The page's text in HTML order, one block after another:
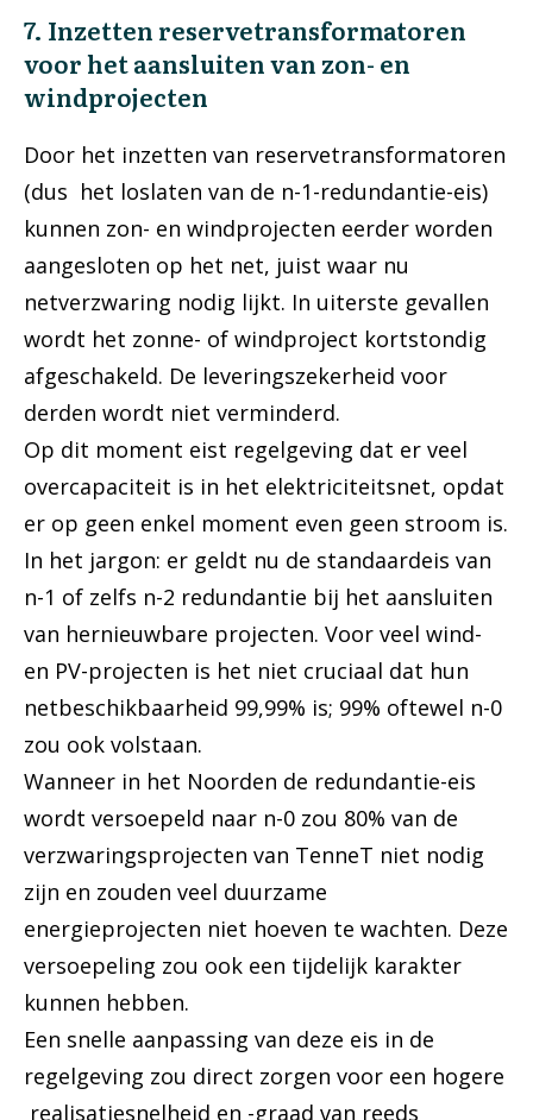
7. Inzetten reservetransformatoren
voor het aansluiten van zon- en
windprojecten
Door het inzetten van reservetransformatoren
(dus het loslaten van de n-1-redundantie-eis)
kunnen zon- en windprojecten eerder worden
aangesloten op het net, juist waar nu
netverzwaring nodig lijkt. In uiterste gevallen
wordt het zonne- of windproject kortstondig
afgeschakeld. De leveringszekerheid voor
derden wordt niet verminderd.
Op dit moment eist regelgeving dat er veel
overcapaciteit is in het elektriciteitsnet, opdat
er op geen enkel moment even geen stroom is.
In het jargon: er geldt nu de standaardeis van
n-1 of zelfs n-2 redundantie bij het aansluiten
van hernieuwbare projecten. Voor veel wind-
en PV-projecten is het niet cruciaal dat hun
netbeschikbaarheid 99,99% is; 99% oftewel n-0
zou ook volstaan.
Wanneer in het Noorden de redundantie-eis
wordt versoepeld naar n-0 zou 80% van de
verzwaringsprojecten van TenneT niet nodig
zijn en zouden veel duurzame
energieprojecten niet hoeven te wachten. Deze
versoepeling zou ook een tijdelijk karakter
kunnen hebben.
Een snelle aanpassing van deze eis in de
regelgeving zou direct zorgen voor een hogere
realisatiesnelheid en -graad van reeds